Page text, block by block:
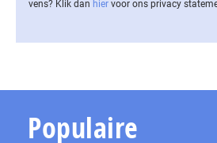
vens? Klik dan hier voor ons privacy
Populaire